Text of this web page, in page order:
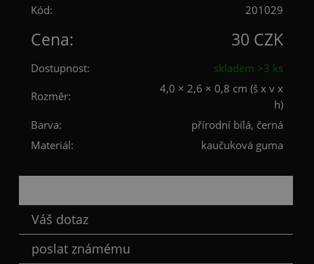
Kód: 201029
Cena: 30 CZK
Dostupnost:
skladem >3 ks
Rozměr:
4,0 × 2,6 × 0,8 cm (š x v x
h)
Barva:
přírodní bílá, černá
Materiál:
kaučuková guma
Váš dotaz
poslat známému